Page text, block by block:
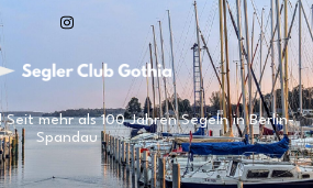
mehr als 100 Jahren Segeln in Berlin-
Spandau